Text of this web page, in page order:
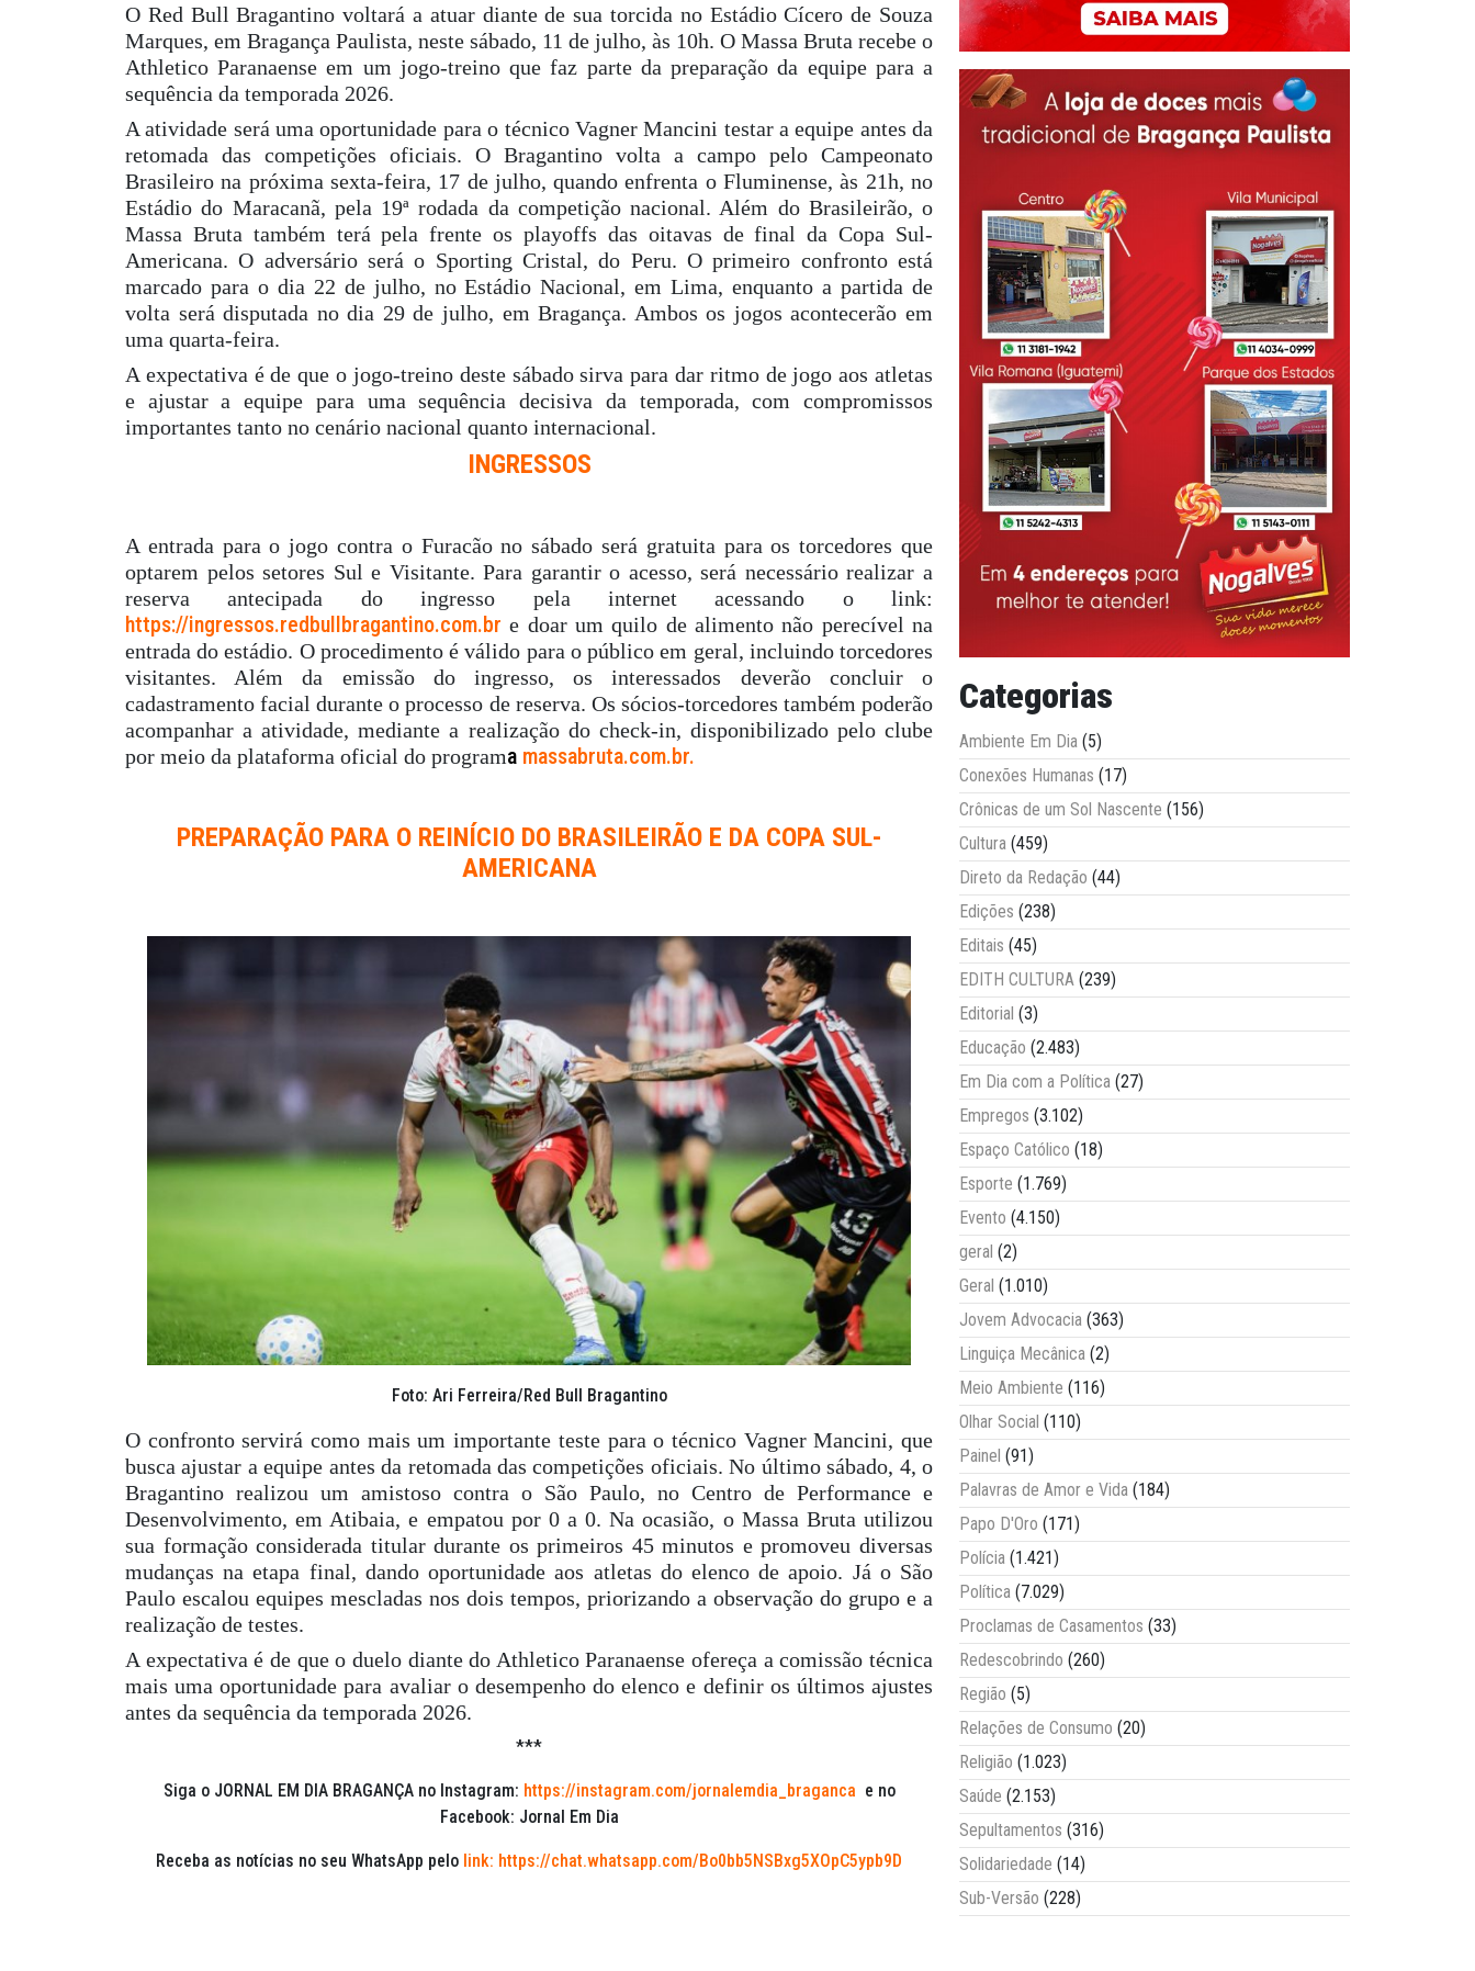
O Red Bull Bragantino voltará a atuar diante de sua torcida no Estádio Cícero de Souza
Marques, em Bragança Paulista, neste sábado, 11 de julho, às 10h. O Massa Bruta recebe o
Athletico Paranaense em um jogo-treino que faz parte da preparação da equipe para a
sequência da temporada 2026.
A atividade será uma oportunidade para o técnico Vagner Mancini testar a equipe antes da
retomada das competições oficiais. O Bragantino volta a campo pelo Campeonato
Brasileiro na próxima sexta-feira, 17 de julho, quando enfrenta o Fluminense, às 21h, no
Estádio do Maracanã, pela 19ª rodada da competição nacional. Além do Brasileirão, o
Massa Bruta também terá pela frente os playoffs das oitavas de final da Copa Sul-
Americana. O adversário será o Sporting Cristal, do Peru. O primeiro confronto está
marcado para o dia 22 de julho, no Estádio Nacional, em Lima, enquanto a partida de
volta será disputada no dia 29 de julho, em Bragança. Ambos os jogos acontecerão em
uma quarta-feira.
A expectativa é de que o jogo-treino deste sábado sirva para dar ritmo de jogo aos atletas
e ajustar a equipe para uma sequência decisiva da temporada, com compromissos
importantes tanto no cenário nacional quanto internacional.
INGRESSOS
A entrada para o jogo contra o Furacão no sábado será gratuita para os torcedores que
optarem pelos setores Sul e Visitante. Para garantir o acesso, será necessário realizar a
reserva antecipada do ingresso pela internet acessando o link:
https://ingressos.redbullbragantino.com.br e doar um quilo de alimento não perecível na
entrada do estádio. O procedimento é válido para o público em geral, incluindo torcedores
visitantes. Além da emissão do ingresso, os interessados deverão concluir o
cadastramento facial durante o processo de reserva. Os sócios-torcedores também poderão
acompanhar a atividade, mediante a realização do check-in, disponibilizado pelo clube
por meio da plataforma oficial do programa massabruta.com.br.
PREPARAÇÃO PARA O REINÍCIO DO BRASILEIRÃO E DA COPA SUL-
AMERICANA
Foto: Ari Ferreira/Red Bull Bragantino
O confronto servirá como mais um importante teste para o técnico Vagner Mancini, que
busca ajustar a equipe antes da retomada das competições oficiais. No último sábado, 4, o
Bragantino realizou um amistoso contra o São Paulo, no Centro de Performance e
Desenvolvimento, em Atibaia, e empatou por 0 a 0. Na ocasião, o Massa Bruta utilizou
sua formação considerada titular durante os primeiros 45 minutos e promoveu diversas
mudanças na etapa final, dando oportunidade aos atletas do elenco de apoio. Já o São
Paulo escalou equipes mescladas nos dois tempos, priorizando a observação do grupo e a
realização de testes.
A expectativa é de que o duelo diante do Athletico Paranaense ofereça a comissão técnica
mais uma oportunidade para avaliar o desempenho do elenco e definir os últimos ajustes
antes da sequência da temporada 2026.
***
Siga o JORNAL EM DIA BRAGANÇA no Instagram: https://instagram.com/jornalemdia_braganca e no
Facebook: Jornal Em Dia
Receba as notícias no seu WhatsApp pelo link: https://chat.whatsapp.com/Bo0bb5NSBxg5XOpC5ypb9D
Categorias
Ambiente Em Dia (5)
Conexões Humanas (17)
Crônicas de um Sol Nascente (156)
Cultura (459)
Direto da Redação (44)
Edições (238)
Editais (45)
EDITH CULTURA (239)
Editorial (3)
Educação (2.483)
Em Dia com a Política (27)
Empregos (3.102)
Espaço Católico (18)
Esporte (1.769)
Evento (4.150)
geral (2)
Geral (1.010)
Jovem Advocacia (363)
Linguiça Mecânica (2)
Meio Ambiente (116)
Olhar Social (110)
Painel (91)
Palavras de Amor e Vida (184)
Papo D'Oro (171)
Polícia (1.421)
Política (7.029)
Proclamas de Casamentos (33)
Redescobrindo (260)
Região (5)
Relações de Consumo (20)
Religião (1.023)
Saúde (2.153)
Sepultamentos (316)
Solidariedade (14)
Sub-Versão (228)